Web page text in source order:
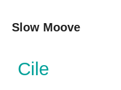
Slow Moove
Cile